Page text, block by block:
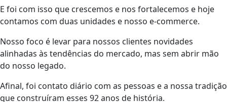
E foi com isso que crescemos e nos fortalecemos e hoje
contamos com duas unidades e nosso e-commerce.
Nosso foco é levar para nossos clientes novidades
alinhadas às tendências do mercado, mas sem abrir mão
do nosso legado.
Afinal, foi contato diário com as pessoas e a nossa tradição
que construíram esses 92 anos de história.